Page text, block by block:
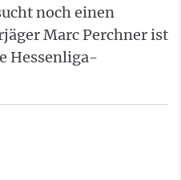
noch einen
Marc Perchner ist
Hessenliga-